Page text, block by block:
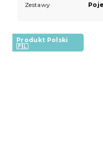
Zestawy
Produkt Polski
🇵🇱